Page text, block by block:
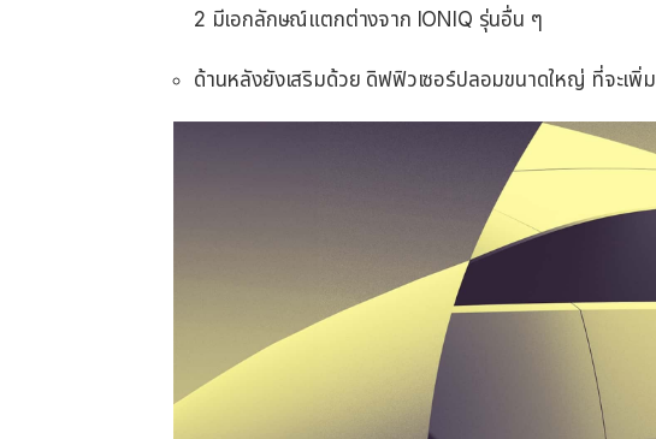
2 มีเอกลักษณ์แตกต่างจาก IONIQ รุ่นอื่น ๆ
ด้านหลังยังเสริมด้วย ดิฟฟิวเซอร์ปลอมขนาดใหญ่ ที่จะเพิ่